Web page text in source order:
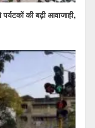
की बढ़ी आवाजाही,